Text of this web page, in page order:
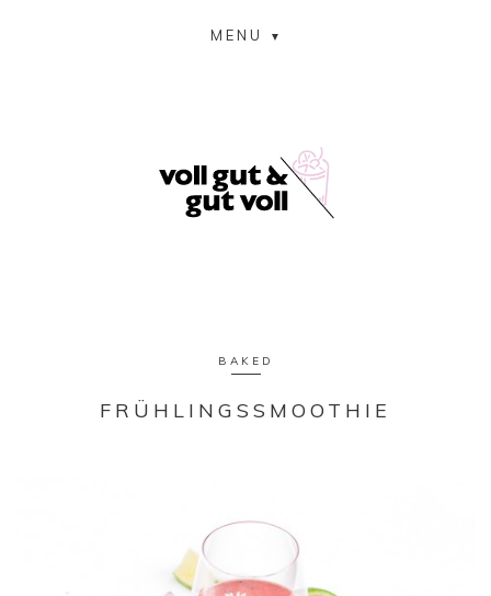
MENU
BAKED
FRÜHLINGSSMOOTHIE